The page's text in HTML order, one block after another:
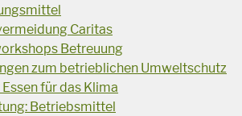
Caritas
Betreuung
zum betrieblichen Umweltschutz
für das Klima
Betriebsmittel